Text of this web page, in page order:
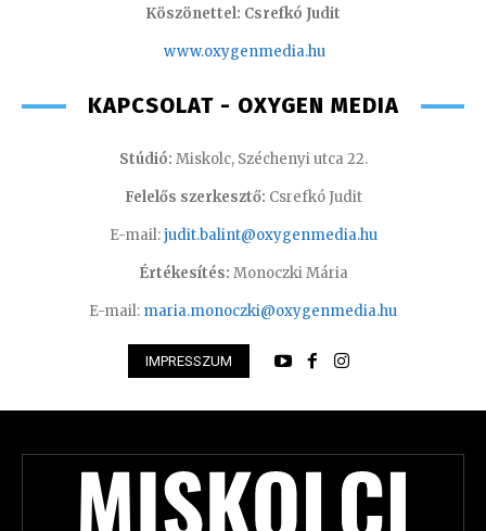
Köszönettel: Csrefkó Judit
www.oxygenmedia.hu
KAPCSOLAT - OXYGEN MEDIA
Stúdió: Miskolc, Széchenyi utca 22.
Felelős szerkesztő: Csrefkó Judit
E-mail:judit.balint@oxygenmedia.hu
Értékesítés: Monoczki Mária
E-mail: maria.monoczki@oxygenmedia.hu
IMPRESSZUM